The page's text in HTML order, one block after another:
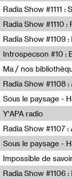
Resonance
Radio WORM
Jet FM
Introspecson #10 :
Pierre
Ma / nos
Radio Zero
Nastassja Martin
Y'APA radio
Pierrick Mouton
Radio Helsinki
Nastassja Martin
Mélanie
Radia Show #1106